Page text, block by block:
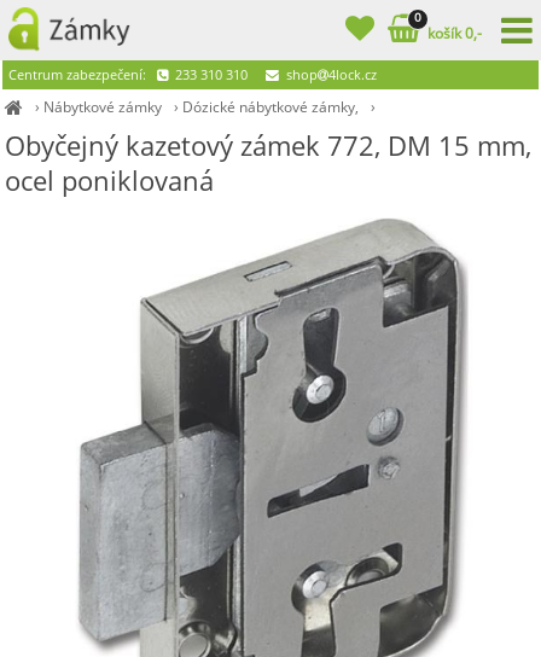
› Nábytkové zámky › Dózické nábytkové zámky, ›
Obyčejný kazetový zámek 772, DM 15 mm,
ocel poniklovaná
0
košík 0,-
Centrum zabezpečení: 233 310 310 shop 4lock.cz